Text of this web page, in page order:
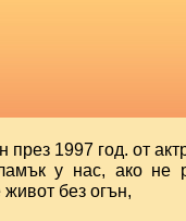
1997 год. от
у нас, ако не
без огън,